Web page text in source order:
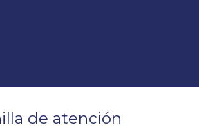
de atención